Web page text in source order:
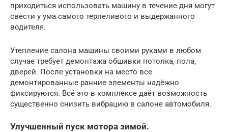
приходиться использовать машину в течение дня могут
свести у ума самого терпеливого и выдержанного
водителя.
Утепление салона машины своими руками в любом
случае требует демонтажа обшивки потолка, пола,
дверей. После установки на место все
демонтированные ранние элементы надёжно
фиксируются. Всё это в комплексе даёт возможность
существенно снизить вибрацию в салоне автомобиля.
Улучшенный пуск мотора зимой.